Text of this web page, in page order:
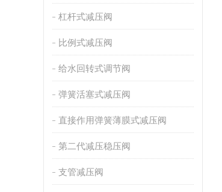
杠杆式减压阀
比例式减压阀
给水回转式调节阀
弹簧活塞式减压阀
直接作用弹簧薄膜式减压阀
第二代减压稳压阀
支管减压阀